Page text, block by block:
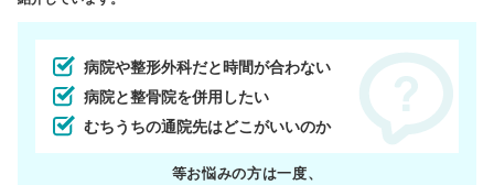
病院や整形外科だと時間が合わない
病院と整骨院を併用したい
むちうちの通院先はどこがいいのか
等お悩みの方は一度、